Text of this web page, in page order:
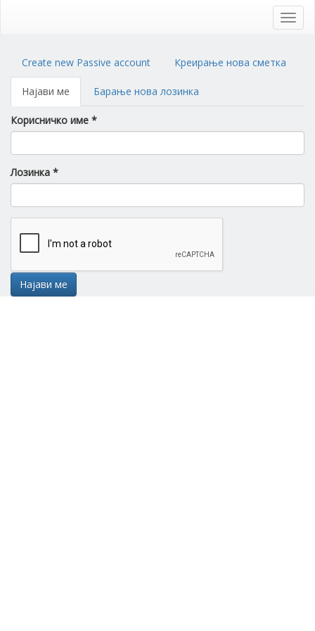
Primary
tabs
Create new Passive account Креирање нова сметка
Најави ме (activeБарање нова лозинка
Корисничко име *
Лозинка *
Најави ме